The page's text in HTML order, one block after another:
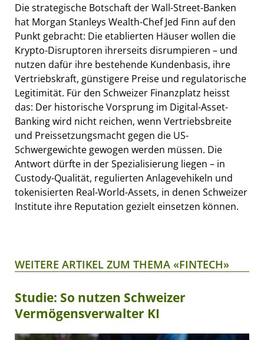
Die strategische Botschaft der Wall-Street-Banken
hat Morgan Stanleys Wealth-Chef Jed Finn auf den
Punkt gebracht: Die etablierten Häuser wollen die
Krypto-Disruptoren ihrerseits disrumpieren – und
nutzen dafür ihre bestehende Kundenbasis, ihre
Vertriebskraft, günstigere Preise und regulatorische
Legitimität. Für den Schweizer Finanzplatz heisst
das: Der historische Vorsprung im Digital-Asset-
Banking wird nicht reichen, wenn Vertriebsbreite
und Preissetzungsmacht gegen die US-
Schwergewichte gewogen werden müssen. Die
Antwort dürfte in der Spezialisierung liegen – in
Custody-Qualität, regulierten Anlagevehikeln und
tokenisierten Real-World-Assets, in denen Schweizer
Institute ihre Reputation gezielt einsetzen können.
WEITERE ARTIKEL ZUM THEMA «FINTECH»
Studie: So nutzen Schweizer
Vermögensverwalter KI